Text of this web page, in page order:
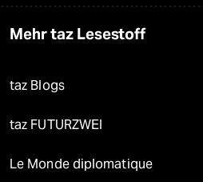
Mehr taz Lesestoff
taz Blogs
taz FUTURZWEI
Le Monde diplomatique